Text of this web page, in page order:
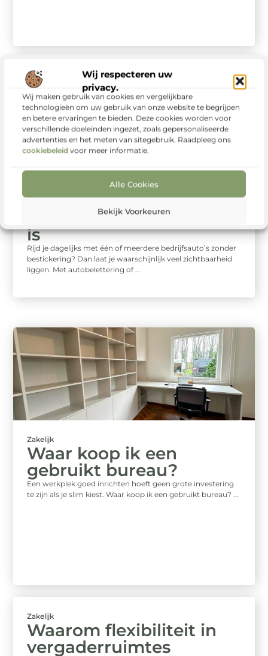
Wij respecteren uw
privacy.
Wij maken gebruik van cookies en vergelijkbare
technologieën om uw gebruik van onze website te begrijpen
en betere ervaringen te bieden. Deze cookies worden voor
verschillende doeleinden ingezet, zoals gepersonaliseerde
advertenties en het meten van sitegebruik. Raadpleeg ons
cookiebeleid voor meer informatie.
Alle Cookies
Bekijk Voorkeuren
Zakelijk
Waarom je bedrijfsauto
bestickeren een
verstandige investering
is
Rijd je dagelijks met één of meerdere bedrijfsauto’s zonder
bestickering? Dan laat je waarschijnlijk veel zichtbaarheid
liggen. Met autobelettering of ...
Zakelijk
Waar koop ik een
gebruikt bureau?
Een werkplek goed inrichten hoeft geen grote investering
te zijn als je slim kiest. Waar koop ik een gebruikt bureau? ...
Zakelijk
Waarom flexibiliteit in
vergaderruimtes